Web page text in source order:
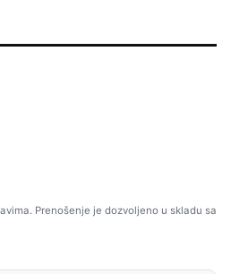
Prenošenje je dozvoljeno u skladu sa